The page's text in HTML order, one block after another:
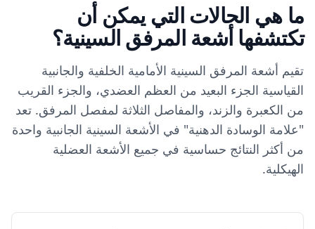
ما هي الحالات التي يمكن أن
تكتشفها أشعة المرفق السينية؟
تقيم أشعة المرفق السينية الأمامية الخلفية والجانبية
القياسية الجزء البعيد من العظم العضدي، والجزء القريب
من الكعبرة والزند، والمفاصل الثلاثة لمفصل المرفق. تعد
"علامة الوسادة الدهنية" في الأشعة السينية الجانبية واحدة
من أكثر النتائج حساسية في جميع الأشعة العضلية
الهيكلية.